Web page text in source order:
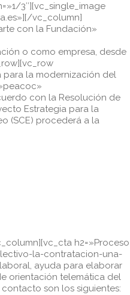
3″][vc_single_image
vc_column]
con la Fundación»
o como empresa, desde
para la modernización del
con la Resolución de
Estrategia para la
(SCE) procederá a la
h2=»Proceso
la-contratacion-una-
ayuda para elaborar
orientación telemática del
son los siguientes: